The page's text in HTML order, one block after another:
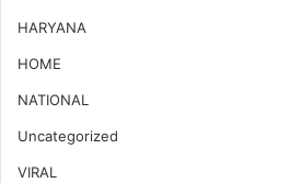
HARYANA
HOME
NATIONAL
Uncategorized
VIRAL